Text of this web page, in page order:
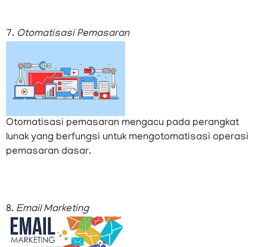
7. Otomatisasi Pemasaran
Otomatisasi pemasaran mengacu pada perangkat
lunak yang berfungsi untuk mengotomatisasi operasi
pemasaran dasar.
8. Email Marketing